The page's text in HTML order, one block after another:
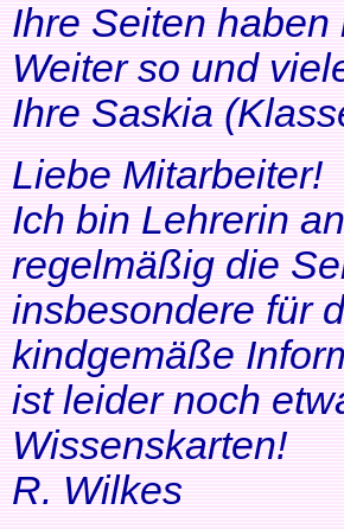
Ihre Seiten
Weiter so und
Ihre Saskia
Liebe Mitarbeiter!
Ich bin Lehrerin
regelmäßig die
insbesondere für
kindgemäße
ist leider noch
Wissenskarten!
R. Wilkes